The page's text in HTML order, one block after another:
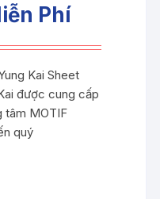
Phí
Kai Sheet
được cung cấp
tâm MOTIF
quý